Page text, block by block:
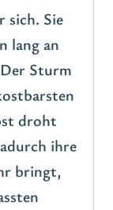
sich. Sie
lang an
Sturm
droht
ihre
bringt,